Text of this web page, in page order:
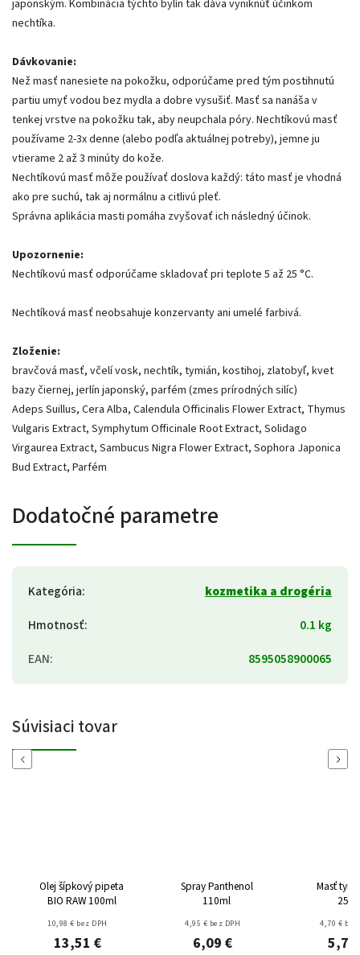
japonským. Kombinácia týchto bylín tak dáva vyniknúť účinkom
nechtíka.
Dávkovanie:
Než masť nanesiete na pokožku, odporúčame pred tým postihnutú
partiu umyť vodou bez mydla a dobre vysušiť. Masť sa nanáša v
tenkej vrstve na pokožku tak, aby neupchala póry. Nechtíkovú masť
používame 2-3x denne (alebo podľa aktuálnej potreby), jemne ju
vtierame 2 až 3 minúty do kože.
Nechtíkovú masť môže používať doslova každý: táto masť je vhodná
ako pre suchú, tak aj normálnu a citlivú pleť.
Správna aplikácia masti pomáha zvyšovať ich následný účinok.
Upozornenie:
Nechtíkovú masť odporúčame skladovať pri teplote 5 až 25 °C.
Nechtíková masť neobsahuje konzervanty ani umelé farbivá.
Zloženie:
bravčová masť, včelí vosk, nechtík, tymián, kostihoj, zlatobyľ, kvet
bazy čiernej, jerlín japonský, parfém (zmes prírodných silíc)
Adeps Suillus, Cera Alba, Calendula Officinalis Flower Extract, Thymus
Vulgaris Extract, Symphytum Officinale Root Extract, Solidago
Virgaurea Extract, Sambucus Nigra Flower Extract, Sophora Japonica
Bud Extract, Parfém
Dodatočné parametre
Kategória:
kozmetika a drogéria
Hmotnosť:
0.1 kg
EAN: 8595058900065
Súvisiaci tovar
Previous
Olej šípkový pipeta
BIO RAW 100ml
10,98 € bez DPH
13,51 €
Spray Panthenol
110ml
4,95 € bez DPH
6,09 €
Masť
4,70 € bez
5,78
Next